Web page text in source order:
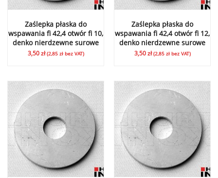
Zaślepka płaska do
wspawania fi 42,4 otwór fi 10,
denko nierdzewne surowe
3,50zł (2,85 złbez VAT)
Zaślepka płaska do
wspawania fi 42,4 otwór fi 12,
denko nierdzewne surowe
3,50zł (2,85 złbez VAT)